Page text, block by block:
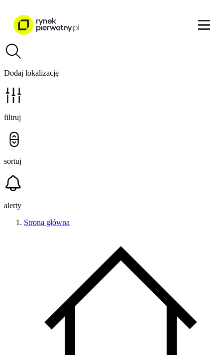
Dodaj lokalizację
filtruj
sortuj
alerty
Strona główna